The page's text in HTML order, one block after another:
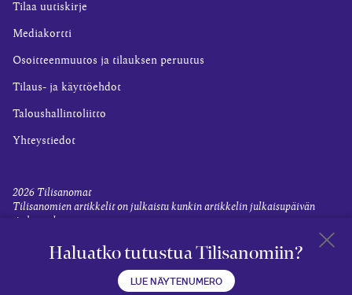
Tilaa uutiskirje
Mediakortti
Osoitteenmuutos ja tilauksen peruutus
Tilaus- ja käyttöehdot
Taloushallintoliitto
Yhteystiedot
2026 Tilisanomat
Tilisanomien artikkelit on julkaistu kunkin artikkelin julkaisupäivän
tiedon valossa.
EvästevalinnatHaluatko tutustua Tilisanomiin?
LUE NÄYTENUMERO